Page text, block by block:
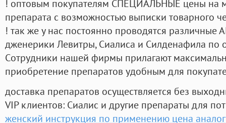
! оптовым покупателям СПЕЦИАЛЬНЫЕ цены на
препарата с возможностью выписки товарного
! так же у нас постоянно проводятся
дженерики Левитры, Сиалиса и Силденафила по
Cотрудники нашей фирмы прилагают
приобретение препаратов удобным для
доставка препаратов осуществляется без
VIP клиентов: Сиалис и другие препараты для
женский инструкция по применению цена